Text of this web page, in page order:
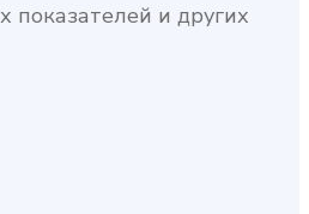
показателей и других